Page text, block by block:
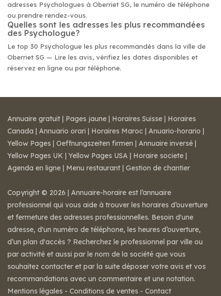
adresses Psychologues à Oberriet SG, le numéro de téléphone
ou prendre rendez-vous.
Quelles sont les adresses les plus recommandées
des Psychologue?
Le top 30 Psychologue les plus recommandés dans la ville de
Oberriet SG — Lire les avis, vérifiez les dates disponibles et
réservez en ligne ou par téléphone.
Annuaire gratuit | Pages jaune | Horaires Suisse | Horaires
Canada | Annuario orari | Horaires Maroc | Anuario-horario |
Yellow Pages | Oeffnungszeiten firmen | Annuaire inversé |
Yellow Pages UK | Yellow Pages USA | Horaire societe |
Agenda en ligne | Menu restaurant | Gestion de chantier
Copyright © 2026 | Annuaire-horaire est l’annuaire
professionnel qui vous aide à trouver les horaires d’ouverture
et fermeture des adresses professionnelles. Besoin d'une
adresse, d'un numéro de téléphone, les heures d’ouverture,
d’un plan d'accès ? Recherchez le professionnel par ville ou
par activité et aussi par le nom de la société que vous
souhaitez contacter et par la suite déposer votre avis et vos
recommandations avec un commentaire et une notation.
Mentions légales - Conditions de ventes - Contact